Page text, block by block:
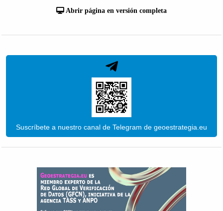
Abrir página en versión completa
Suscríbete a nuestro canal de Telegram de geoestrategia.eu